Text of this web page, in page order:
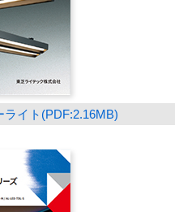
イト(PDF:2.16MB)